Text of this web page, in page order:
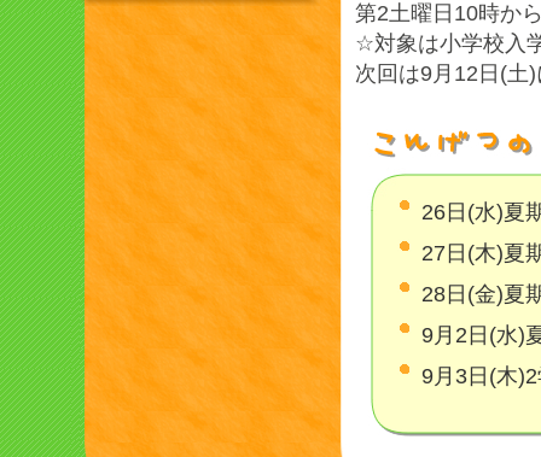
第2土曜日10時か
☆対象は小学校入
次回は9月12日(土
26日(水)夏
27日(木)夏
28日(金)夏
9月2日(水)
9月3日(木